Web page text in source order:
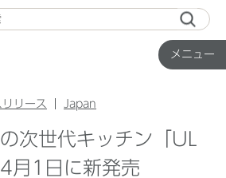
メニュー
リース Japan
次世代キッチン「UL
月1日に新発売